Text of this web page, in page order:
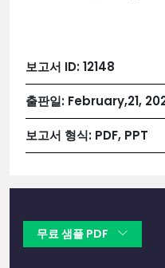
보고서 ID:12148
출판일: February,21,
보고서 형식: PDF, PPT
무료 샘플 PDF